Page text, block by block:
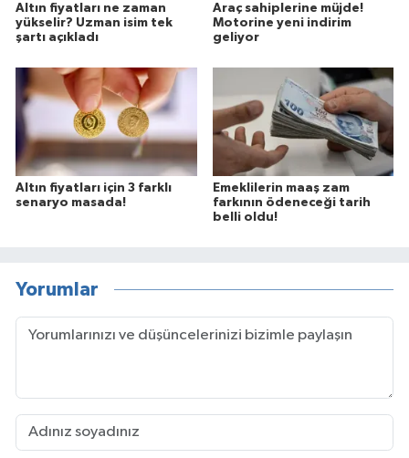
Altın fiyatları ne zaman
yükselir? Uzman isim tek
şartı açıkladı
Araç sahiplerine müjde!
Motorine yeni indirim
geliyor
Altın fiyatları için 3 farklı
senaryo masada!
Emeklilerin maaş zam
farkının ödeneceği tarih
belli oldu!
Yorumlar